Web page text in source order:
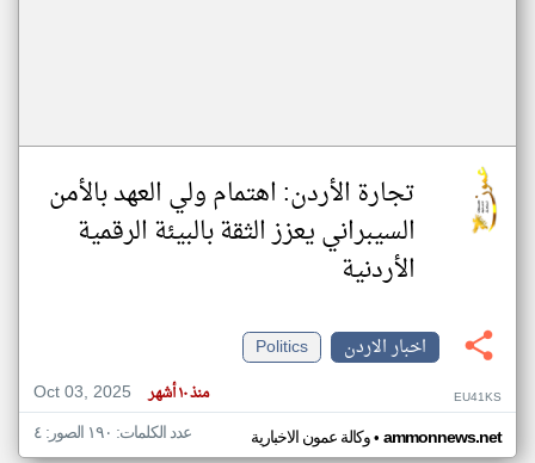
تجارة الأردن: اهتمام ولي العهد بالأمن
السيبراني يعزز الثقة بالبيئة الرقمية
الأردنية
اخبار الاردن
Politics
Oct 03, 2025
منذ ١٠ أشهر EU41KS
وكالة عمون الاخبارية• ammonnews.net عدد الكلمات: ١٩٠ الصور: ٤